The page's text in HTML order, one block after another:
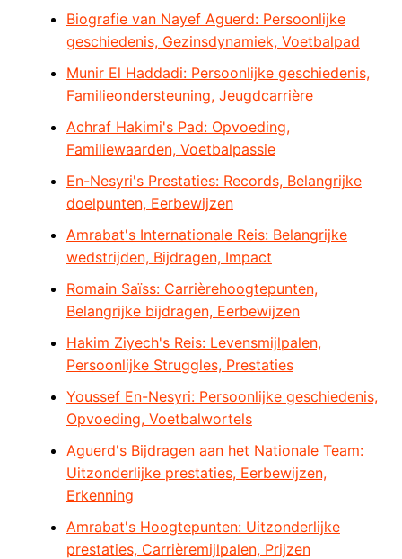
Biografie van Nayef Aguerd: Persoonlijke
geschiedenis, Gezinsdynamiek, Voetbalpad
Munir El Haddadi: Persoonlijke geschiedenis,
Familieondersteuning, Jeugdcarrière
Achraf Hakimi's Pad: Opvoeding,
Familiewaarden, Voetbalpassie
En-Nesyri's Prestaties: Records, Belangrijke
doelpunten, Eerbewijzen
Amrabat's Internationale Reis: Belangrijke
wedstrijden, Bijdragen, Impact
Romain Saïss: Carrièrehoogtepunten,
Belangrijke bijdragen, Eerbewijzen
Hakim Ziyech's Reis: Levensmijlpalen,
Persoonlijke Struggles, Prestaties
Youssef En-Nesyri: Persoonlijke geschiedenis,
Opvoeding, Voetbalwortels
Aguerd's Bijdragen aan het Nationale Team:
Uitzonderlijke prestaties, Eerbewijzen,
Erkenning
Amrabat's Hoogtepunten: Uitzonderlijke
prestaties, Carrièremijlpalen, Prijzen